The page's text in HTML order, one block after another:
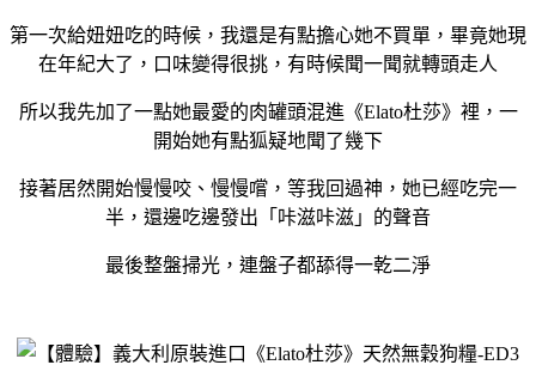
第一次給妞妞吃的時候，我還是有點擔心她不買單，畢竟她現
在年紀大了，口味變得很挑，有時候聞一聞就轉頭走人
所以我先加了一點她最愛的肉罐頭混進《Elato杜莎》裡，一
開始她有點狐疑地聞了幾下
接著居然開始慢慢咬、慢慢嚐，等我回過神，她已經吃完一
半，還邊吃邊發出「咔滋咔滋」的聲音
最後整盤掃光，連盤子都舔得一乾二淨